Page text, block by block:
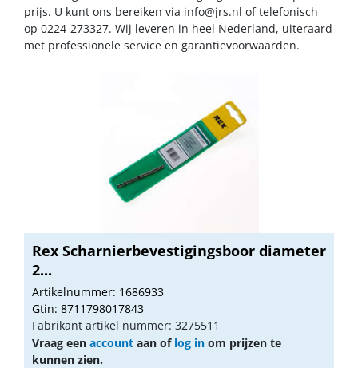
prijs. U kunt ons bereiken via info@jrs.nl of telefonisch
op 0224-273327. Wij leveren in heel Nederland, uiteraard
met professionele service en garantievoorwaarden.
Rex Scharnierbevestigingsboor diameter
2...
Artikelnummer: 1686933
Gtin: 8711798017843
Fabrikant artikel nummer: 3275511
Vraag een account aan of log in om prijzen te
kunnen zien.